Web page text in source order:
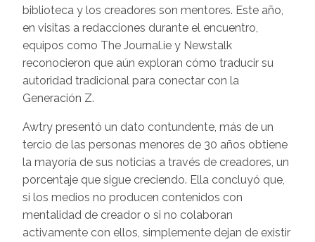
biblioteca y los creadores son mentores. Este año,
en visitas a redacciones durante el encuentro,
equipos como The Journal.ie y Newstalk
reconocieron que aún exploran cómo traducir su
autoridad tradicional para conectar con la
Generación Z.
Awtry presentó un dato contundente, más de un
tercio de las personas menores de 30 años obtiene
la mayoría de sus noticias a través de creadores, un
porcentaje que sigue creciendo. Ella concluyó que,
si los medios no producen contenidos con
mentalidad de creador o si no colaboran
activamente con ellos, simplemente dejan de existir